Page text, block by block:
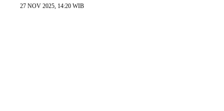
27 NOV 2025, 14:20 WIB